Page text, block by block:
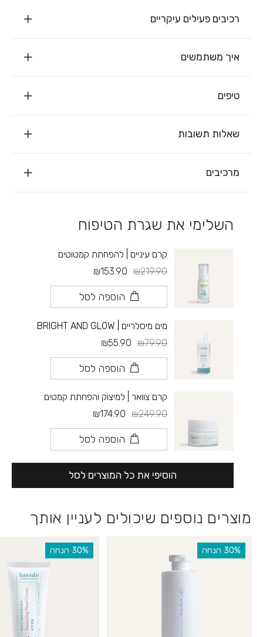
רכיבים פעילים עיקריים
איך משתמשים
טיפים
שאלות תשובות
מרכיבים
השלימי את שגרת הטיפוח
קרם עיניים | להפחתת קמטוטים
₪219.90
₪153.90
הוספה לסל
מים מיסלריים | BRIGHT AND GLOW
₪79.90
₪55.90
הוספה לסל
קרם צוואר | למיצוק והפחתת קמטים
₪249.90
₪174.90
הוספה לסל
הוסיפי את כל המוצרים לסל
מוצרים נוספים שיכולים לעניין אותך
‫30% הנחה ‫30% הנחה